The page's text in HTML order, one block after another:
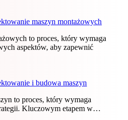
maszyn montażowych
to proces, który wymaga
aspektów, aby zapewnić
i budowa maszyn
to proces, który wymaga
Kluczowym etapem w…